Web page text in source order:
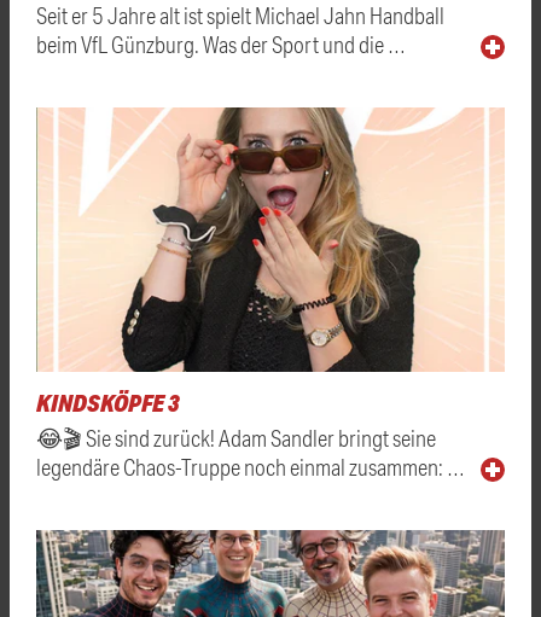
Seit er 5 Jahre alt ist spielt Michael Jahn Handball
beim VfL Günzburg. Was der Sport und die …
KINDSKÖPFE 3
😂🎬 Sie sind zurück! Adam Sandler bringt seine
legendäre Chaos-Truppe noch einmal zusammen: …